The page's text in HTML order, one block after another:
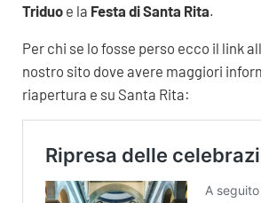
Triduo e la Festa di Santa Rita.
Per chi se lo fosse perso ecco il link
nostro sito dove avere maggiori
riapertura e su Santa Rita: